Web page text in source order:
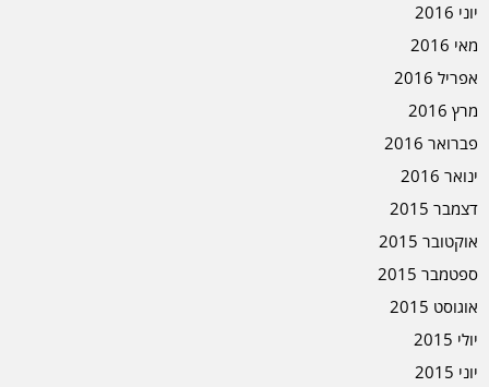
יוני 2016
מאי 2016
אפריל 2016
מרץ 2016
פברואר 2016
ינואר 2016
דצמבר 2015
אוקטובר 2015
ספטמבר 2015
אוגוסט 2015
יולי 2015
יוני 2015